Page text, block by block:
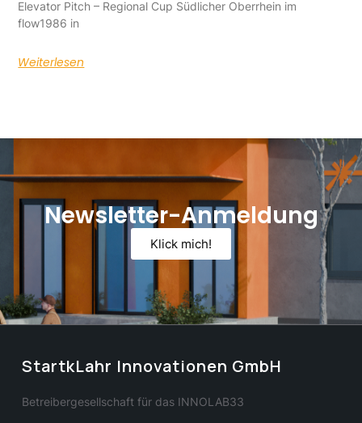
Elevator Pitch – Regional Cup Südlicher Oberrhein im
flow1986 in
Weiterlesen
Newsletter-Anmeldung
Klick mich!
StartkLahr Innovationen GmbH
Betreibergesellschaft für das INNOLAB33